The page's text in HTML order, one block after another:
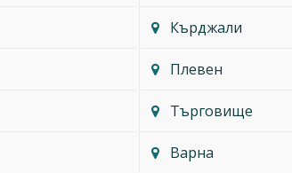
Кърджали
Плевен
Търговище
Варна